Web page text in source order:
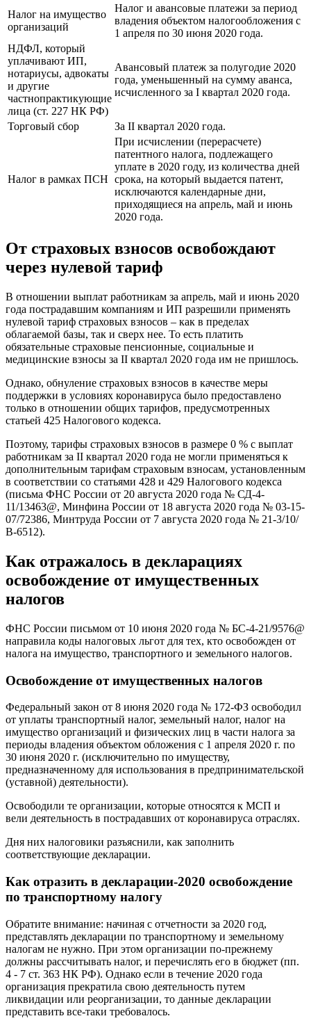
Налог на имущество
организаций
Налог и авансовые платежи за период
владения объектом налогообложения с
1 апреля по 30 июня 2020 года.
НДФЛ, который
уплачивают ИП,
нотариусы, адвокаты
и другие
частнопрактикующие
лица (ст. 227 НК РФ)
Авансовый платеж за полугодие 2020
года, уменьшенный на сумму аванса,
исчисленного за I квартал 2020 года.
Торговый сбор За II квартал 2020 года.
Налог в рамках ПСН
При исчислении (перерасчете)
патентного налога, подлежащего
уплате в 2020 году, из количества дней
срока, на который выдается патент,
исключаются календарные дни,
приходящиеся на апрель, май и июнь
2020 года.
От страховых взносов освобождают
через нулевой тариф
В отношении выплат работникам за апрель, май и июнь 2020
года пострадавшим компаниям и ИП разрешили применять
нулевой тариф страховых взносов – как в пределах
облагаемой базы, так и сверх нее. То есть платить
обязательные страховые пенсионные, социальные и
медицинские взносы за II квартал 2020 года им не пришлось.
Однако, обнуление страховых взносов в качестве меры
поддержки в условиях коронавируса было предоставлено
только в отношении общих тарифов, предусмотренных
статьей 425 Налогового кодекса.
Поэтому, тарифы страховых взносов в размере 0 % с выплат
работникам за II квартал 2020 года не могли применяться к
дополнительным тарифам страховым взносам, установленным
в соответствии со статьями 428 и 429 Налогового кодекса
(письма ФНС России от 20 августа 2020 года № СД-4-
11/13463@, Минфина России от 18 августа 2020 года № 03-15-
07/72386, Минтруда России от 7 августа 2020 года № 21-3/10/
В-6512).
Как отражалось в декларациях
освобождение от имущественных
налогов
ФНС России письмом от 10 июня 2020 года № БС-4-21/9576@
направила коды налоговых льгот для тех, кто освобожден от
налога на имущество, транспортного и земельного налогов.
Освобождение от имущественных налогов
Федеральный закон от 8 июня 2020 года № 172-ФЗ освободил
от уплаты транспортный налог, земельный налог, налог на
имущество организаций и физических лиц в части налога за
периоды владения объектом обложения с 1 апреля 2020 г. по
30 июня 2020 г. (исключительно по имуществу,
предназначенному для использования в предпринимательской
(уставной) деятельности).
Освободили те организации, которые относятся к МСП и
вели деятельность в пострадавших от коронавируса отраслях.
Дня них налоговики разъяснили, как заполнить
соответствующие декларации.
Как отразить в декларации-2020 освобождение
по транспортному налогу
Обратите внимание: начиная с отчетности за 2020 год,
представлять декларации по транспортному и земельному
налогам не нужно. При этом организации по-прежнему
должны рассчитывать налог, и перечислять его в бюджет (пп.
4 - 7 ст. 363 НК РФ). Однако если в течение 2020 года
организация прекратила свою деятельность путем
ликвидации или реорганизации, то данные декларации
представить все-таки требовалось.